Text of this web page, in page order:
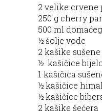
2 velike crvene
250 g cherry
500 ml
½ šolje vode
2 kašike
½ kašičice
1 kašičica
½ kašičice
½ kašičice
2 kašike šećera